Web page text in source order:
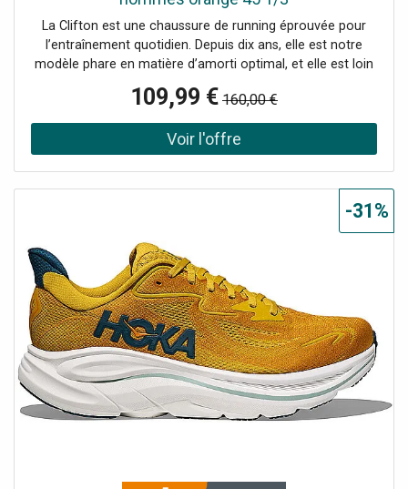
La Clifton est une chaussure de running éprouvée pour
l’entraînement quotidien. Depuis dix ans, elle est notre
modèle phare en matière d’amorti optimal, et elle est loin
encore augmenté l’amorti, revitalisé la sensation sous le
pied et ajouté un drop supplémentaire de 3 mm. Bien sûr,
la Clifton 10 offre le même amorti ultraléger qui a rendu
ses prédécesseurs si populaires, mais avec un ajustement
du laçage pour empêcher la languette de glisser. Détails :
Maille jacquard Détails réfléchissants sur la tige
MetaRocker™ souple Active Foot Frame™ au talon
Semelle intermédiaire en CMEVA Semelle intérieure en
EVA moulée Caoutchouc résistant à l’abrasion Drop :
8 mm Poids : 278 g Nom de la couleur : Yellow Gold/Tidal
Wave
109,99 € 160,00 €
-31%